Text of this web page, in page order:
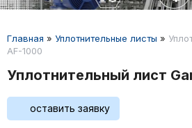
Главная » Уплотнительные листы »
AF-1000
Уплотнительный лист
оставить заявку